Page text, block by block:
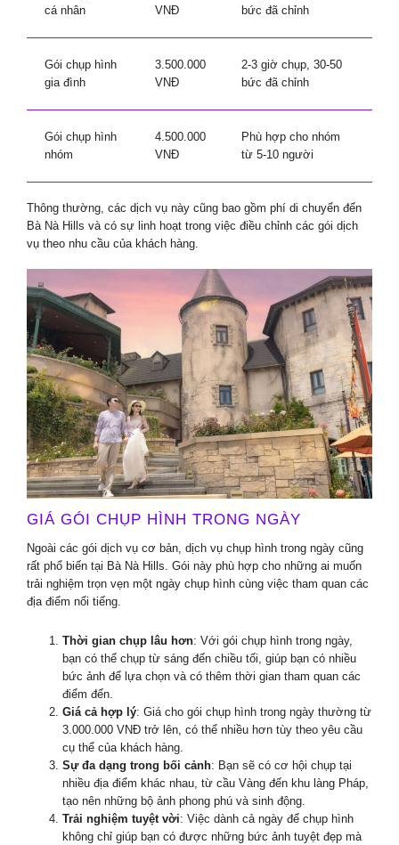
cá nhân
VNĐ
bức đã chỉnh
Gói chụp hình
gia đình
3.500.000
VNĐ
2-3 giờ chụp, 30-50
bức đã chỉnh
Gói chụp hình
nhóm
4.500.000
VNĐ
Phù hợp cho nhóm
từ 5-10 người
Thông thường, các dịch vụ này cũng bao gồm phí di chuyển đến
Bà Nà Hills và có sự linh hoạt trong việc điều chỉnh các gói dịch
vụ theo nhu cầu của khách hàng.
GIÁ GÓI CHỤP HÌNH TRONG NGÀY
Ngoài các gói dịch vụ cơ bản, dịch vụ chụp hình trong ngày cũng
rất phổ biến tại Bà Nà Hills. Gói này phù hợp cho những ai muốn
trải nghiệm trọn vẹn một ngày chụp hình cùng việc tham quan các
địa điểm nổi tiếng.
Thời gian chụp lâu hơn: Với gói chụp hình trong ngày,
bạn có thể chụp từ sáng đến chiều tối, giúp bạn có nhiều
bức ảnh để lựa chọn và có thêm thời gian tham quan các
điểm đến.
Giá cả hợp lý: Giá cho gói chụp hình trong ngày thường từ
3.000.000 VNĐ trở lên, có thể nhiều hơn tùy theo yêu cầu
cụ thể của khách hàng.
Sự đa dạng trong bối cảnh: Bạn sẽ có cơ hội chụp tại
nhiều địa điểm khác nhau, từ cầu Vàng đến khu làng Pháp,
tạo nên những bộ ảnh phong phú và sinh động.
Trải nghiệm tuyệt vời: Việc dành cả ngày để chụp hình
không chỉ giúp bạn có được những bức ảnh tuyệt đẹp mà